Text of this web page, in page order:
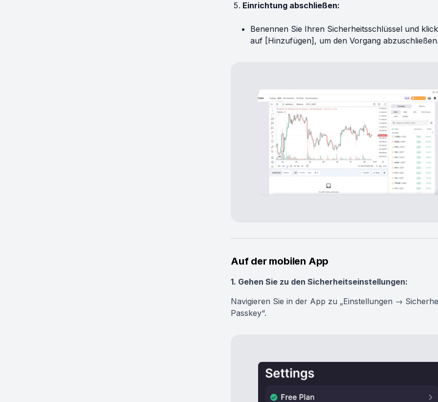
Einrichtung abschließen:
Benennen Sie Ihren Sicherheitsschlüssel und
auf [Hinzufügen], um den Vorgang
Auf der mobilen App
1. Gehen Sie zu den Sicherheitseinstellungen:
Navigieren Sie in der App zu „Einstellungen →
Passkey“.